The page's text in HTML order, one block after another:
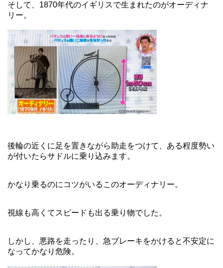
そして、1870年代のイギリスで生まれたのがオーディナ
リー。
後輪の近くに足を置きながら助走をつけて、ある程度勢い
が付いたらサドルに乗り込みます。
かなり乗るのにコツがいるこのオーディナリー。
視線も高くてスピードも出る乗り物でした。
しかし、悪路を走ったり、急ブレーキをかけると不安定に
なってかなり危険。